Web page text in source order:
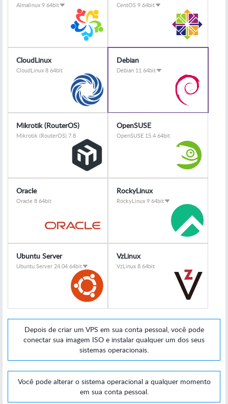
Almalinux 9 64bit CentOS 9 64bit
CloudLinux
CloudLinux 8 64bit
Debian
Debian 11 64bit
Mikrotik (RouterOS)
Mikrotik (RouterOS) 7.8
OpenSUSE
OpenSUSE 15.4 64bit
Oracle
Oracle 8 64bit
RockyLinux
RockyLinux 9 64bit
Ubuntu Server
Ubuntu Server 24.04 64bit
VzLinux
VzLinux 8 64bit
Depois de criar um VPS em sua conta pessoal, você pode
conectar sua imagem ISO e instalar qualquer um dos seus
sistemas operacionais.
Você pode alterar o sistema operacional a qualquer momento
em sua conta pessoal.